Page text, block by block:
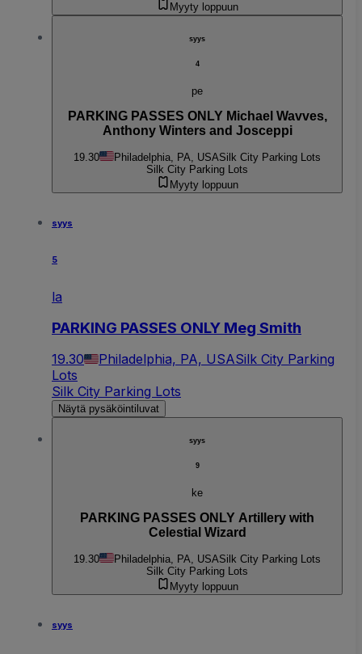
Myyty loppuun
syys
4
pe
PARKING PASSES ONLY Michael Wavves,
Anthony Winters and Josceppi
19.30 Philadelphia, PA, USASilk City Parking Lots
Silk City Parking Lots
Myyty loppuun
syys
5
la
PARKING PASSES ONLY Meg Smith
19.30 Philadelphia, PA, USASilk City Parking
Lots
Silk City Parking Lots
Näytä pysäköintiluvat
syys
9
ke
PARKING PASSES ONLY Artillery with
Celestial Wizard
19.30 Philadelphia, PA, USASilk City Parking Lots
Silk City Parking Lots
Myyty loppuun
syys